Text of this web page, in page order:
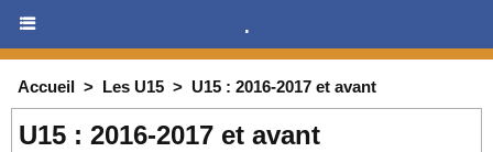
.
Accueil > Les U15 > U15 : 2016-2017 et avant
U15 : 2016-2017 et avant